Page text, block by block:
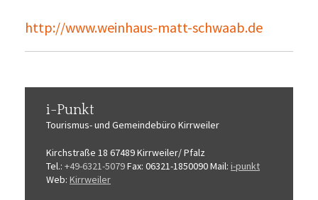
http://www.weinhaus-matt-schwaab.de
i-Punkt
Tourismus-und Gemeindebüro Kirrweiler
Kirchstraße 18 67489 Kirrweiler/ Pfalz
Tel.: +49-6321-5079Fax: 06321-1850090Mail: i-punkt
Web: Kirrweiler